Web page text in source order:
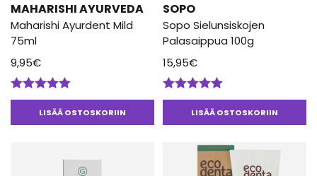
MAHARISHI AYURVEDA
Maharishi Ayurdent Mild
75ml
9,95€
Arvostelu
tuotteesta:LISÄÄ OSTOSKORIIN
SOPO
Sopo Sielunsiskojen
Palasaippua 100g
15,95€
Arvostelu
tuotteesta:LISÄÄ OSTOSKORIIN